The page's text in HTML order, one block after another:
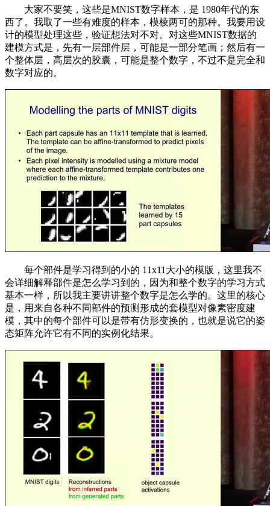
大家不要笑，这些是MNIST数字样本，是 1980年代的东
西了。我取了一些有难度的样本，模棱两可的那种。我要用设
计的模型处理这些，验证想法对不对。对这些MNIST数据的
建模方式是，先有一层部件层，可能是一部分笔画；然后有一
个整体层，高层次的胶囊，可能是整个数字，不过不是完全和
数字对应的。
每个部件是学习得到的小的 11x11大小的模版，这里我不
会详细解释部件是怎么学习到的，因为和整个数字的学习方式
基本一样，所以我主要讲讲整个数字是怎么学的。这里的核心
是，用来自各种不同部件的预测形成的套模型对像素密度建
模，其中的每个部件可以是带有仿形变换的，也就是说它的姿
态矩阵允许它有不同的实例化结果。